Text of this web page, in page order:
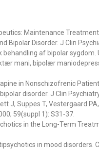
Maintenance
Bipolar Disorder. J Clin
behandling af bipolar
mani, bipolær
in Nonschizofrenic
disorder. J Clin
J, Suppes T, Vestergaard
59(suppl 1): S31-37.
in the Long-Term
in mood disorders.